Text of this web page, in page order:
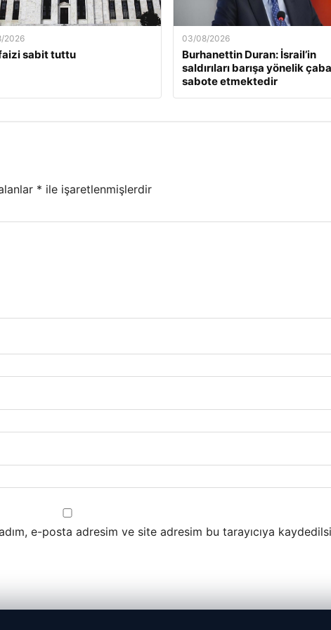
2026
sabit tuttu
03/08/2026
Burhanettin Duran: İsrail’in
saldırıları barışa yönelik
sabote etmektedir
* ile işaretlenmişlerdir
e-posta adresim ve site adresim bu tarayıcıya